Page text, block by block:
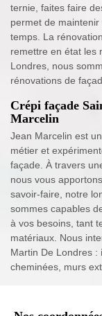
ternie, faites faire
permet de
temps. La
remettre en état les
Londres, nous
rénovations de
Crépi façade
Marcelin
Jean Marcelin est
métier et
façade. À travers
nous vous
savoir-faire, notre
sommes capables
à vos besoins, tant
matériaux. Nous
Martin De Londres :
cheminées, murs